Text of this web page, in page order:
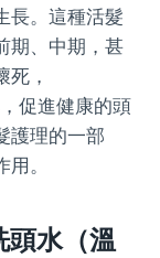
長。這種活髮
期、中期，甚
，
促進健康的頭
護理的一部
。
頭水（溫